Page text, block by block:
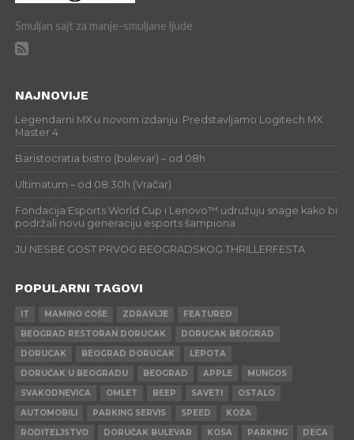
Smuljan sajt za manje-smuljane ljude
NAJNOVIJE
Legendarni MX u novom izdanju: Predstavljamo Logitech MX
Master 4
Baristocratia bistro (bulevar) – od 08h
Ultimatum – od 08:30h (Vračar)
Fondacija Esports World Cup i Lenovo™ udružuju snage kako bi
podržali novu generaciju esports šampiona
JU NESBE GOST PRVOG BEOGRADSKOG THRILLERFESTA
POPULARNI TAGOVI
IT MAMINO ĆOŠE ZDRAVLJE
FEATURED
BEOGRAD RESTORAN DORUCAK
DORUCAK BEOGRAD
DORUCAK
BEOGRAD DORUCAK
LEPOTA
DORUČAK U BEOGRADU
BEOGRAD APPLE
MUNGOS
SVAKODNEVICA
OMLET BEEP SAVETI
OSTALO
AUTOMOBILI
PARKING SERVIS SPEED
KOŽA
RODITELJSTVO
DORUČAK BULEVAR KOSA PARKING DECA